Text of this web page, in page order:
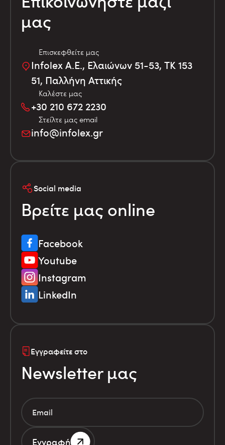
μας
Επισκεφθείτε μας
Infolex Α.Ε., Ελαιώνων 51-53, TK 153
51, Παλλήνη Αττικής
Καλέστε μας
+30 210 672 2230
Στείλτε μας email
info@infolex.gr
Social media
Βρείτε μας online
Facebook
Youtube
Instagram
LinkedIn
Εγγραφείτε στο
Newsletter μας
Εγγραφή